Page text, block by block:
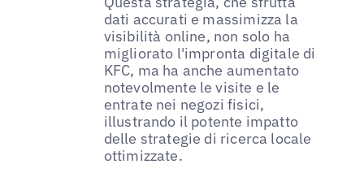
dati accurati e massimizza la
visibilità online, non solo ha
migliorato l'impronta digitale di
KFC, ma ha anche aumentato
notevolmente le visite e le
entrate nei negozi fisici,
illustrando il potente impatto
delle strategie di ricerca locale
ottimizzate.